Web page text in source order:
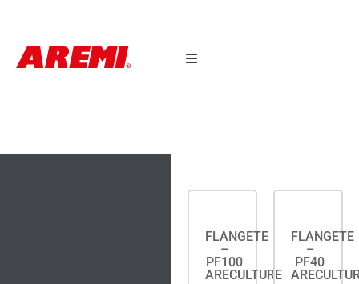
FLANGETE
–
PF100
ARECULTURE
FLANGETE
–
PF40